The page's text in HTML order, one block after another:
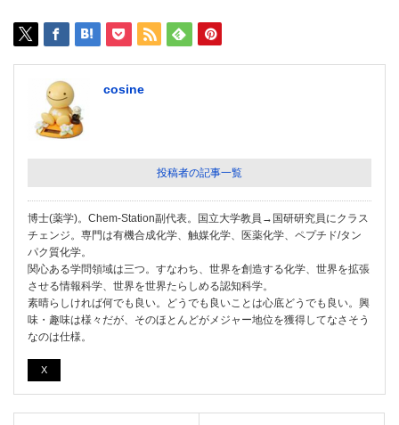
cosine
投稿者の記事一覧
博士(薬学)。Chem-Station副代表。国立大学教員→国研研究員にクラス
チェンジ。専門は有機合成化学、触媒化学、医薬化学、ペプチド/タン
パク質化学。
関心ある学問領域は三つ。すなわち、世界を創造する化学、世界を拡張
させる情報科学、世界を世界たらしめる認知科学。
素晴らしければ何でも良い。どうでも良いことは心底どうでも良い。興
味・趣味は様々だが、そのほとんどがメジャー地位を獲得してなさそう
なのは仕様。
X